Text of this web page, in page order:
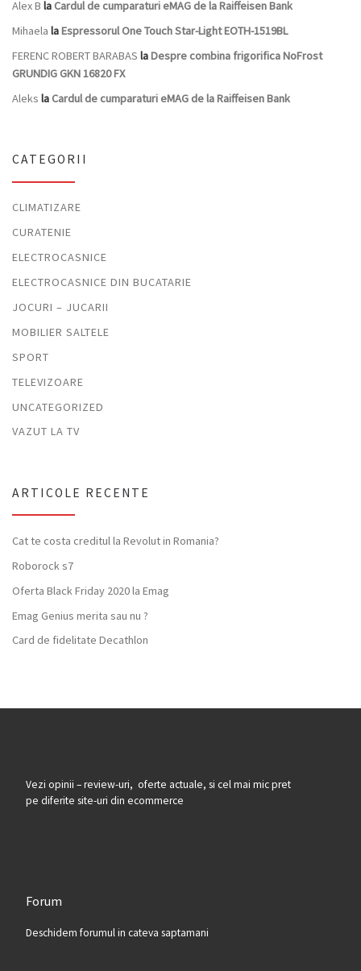
Alex B la Cardul de cumparaturi eMAG de la Raiffeisen Bank
Mihaela laEspressorul One Touch Star-Light EOTH-1519BL
FERENC ROBERT BARABAS laDespre combina frigorifica NoFrost
GRUNDIG GKN 16820 FX
Aleks la Cardul de cumparaturi eMAG de la Raiffeisen Bank
CATEGORII
CLIMATIZARE
CURATENIE
ELECTROCASNICE
ELECTROCASNICE DIN BUCATARIE
JOCURI – JUCARII
MOBILIER SALTELE
SPORT
TELEVIZOARE
UNCATEGORIZED
VAZUT LA TV
ARTICOLE RECENTE
Cat te costa creditul la Revolut in Romania?
Roborock s7
Oferta Black Friday 2020 la Emag
Emag Genius merita sau nu ?
Card de fidelitate Decathlon
Vezi opinii – review-uri, oferte actuale, si cel mai mic pret
pe diferite site-uri din ecommerce
Forum
Deschidem forumul in cateva saptamani